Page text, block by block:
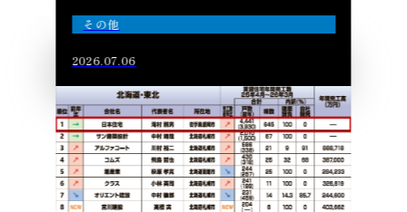
その他
2026.07.06